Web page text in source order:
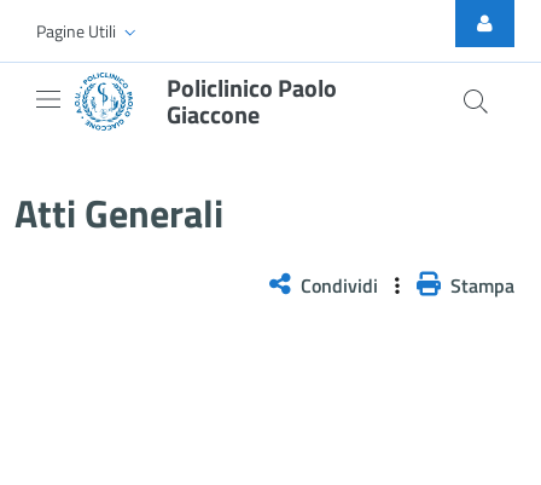
Skip to Main Content
Pagine Utili
Policlinico Paolo
Giaccone
Atti Generali
Condividi Stampa